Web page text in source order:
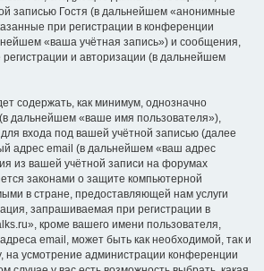
записью Гостя (в дальнейшем «анонимные
при регистрации в конференции
«ваша учётная запись») и сообщения,
и авторизации (в дальнейшем
содержать, как минимум, однозначно
дальнейшем «ваше имя пользователя»),
входа под вашей учётной записью (далее
адрес email (в дальнейшем «ваш адрес
из вашей учётной записи на форумах
законами о защите компьютерной
в стране, предоставляющей нам услуги
запрашиваемая при регистрации в
кроме вашего имени пользователя,
email, может быть как необходимой, так и
на усмотрение администрации конференции